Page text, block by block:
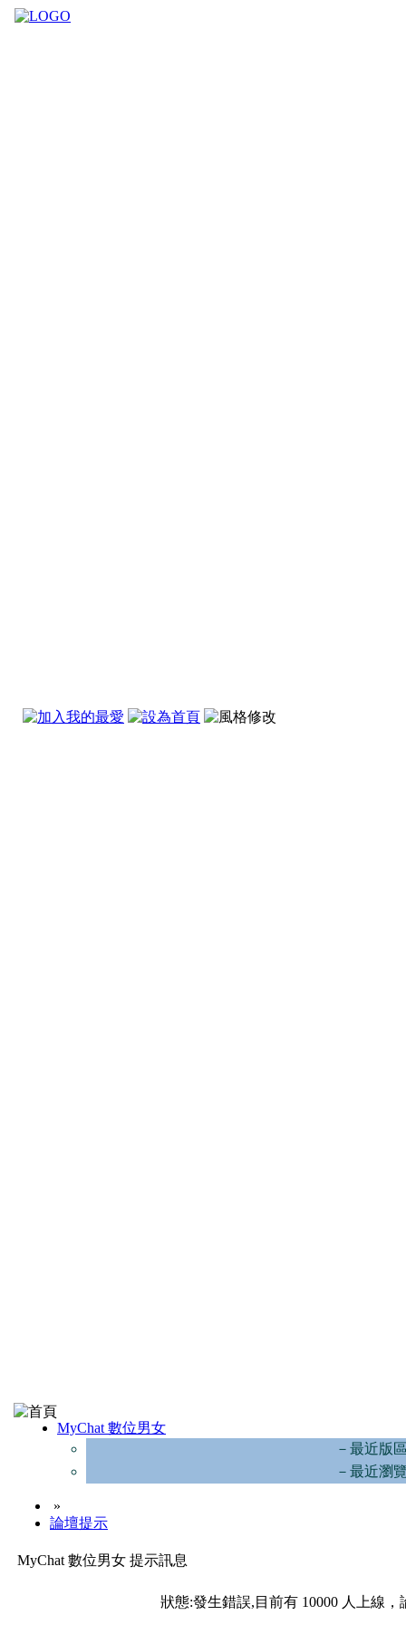
MyChat 數位男女
－最近版
－最近瀏
»
論壇提示
MyChat 數位男女 提示訊息
狀態:發生錯誤,目前有 10000 人上線